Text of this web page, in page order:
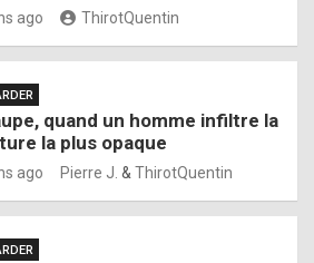
ago ThirotQuentin
quand un homme infiltre la
la plus opaque
ago Pierre J. & ThirotQuentin